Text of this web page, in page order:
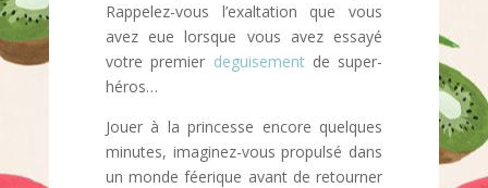
Rappelez-vous l’exaltation que vous
avez eue lorsque vous avez essayé
votre premier deguisementde super-
héros…
Jouer à la princesse encore quelques
minutes, imaginez-vous propulsé dans
un monde féerique avant de retourner